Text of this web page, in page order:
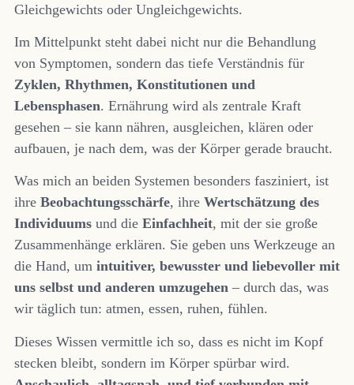
Gleichgewichts oder Ungleichgewichts.
Im Mittelpunkt steht dabei nicht nur die Behandlung
von Symptomen, sondern das tiefe Verständnis für
Zyklen, Rhythmen, Konstitutionen und
Lebensphasen. Ernährung wird als zentrale Kraft
gesehen – sie kann nähren, ausgleichen, klären oder
aufbauen, je nach dem, was der Körper gerade braucht.
Was mich an beiden Systemen besonders fasziniert, ist
ihre Beobachtungsschärfe, ihre Wertschätzung des
Individuums und die Einfachheit, mit der sie große
Zusammenhänge erklären. Sie geben uns Werkzeuge an
die Hand, um intuitiver, bewusster und liebevoller mit
uns selbst und anderen umzugehen – durch das, was
wir täglich tun: atmen, essen, ruhen, fühlen.
Dieses Wissen vermittle ich so, dass es nicht im Kopf
stecken bleibt, sondern im Körper spürbar wird.